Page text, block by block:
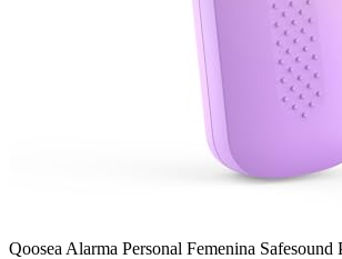
Qoosea Alarma Personal Femenina Safesound